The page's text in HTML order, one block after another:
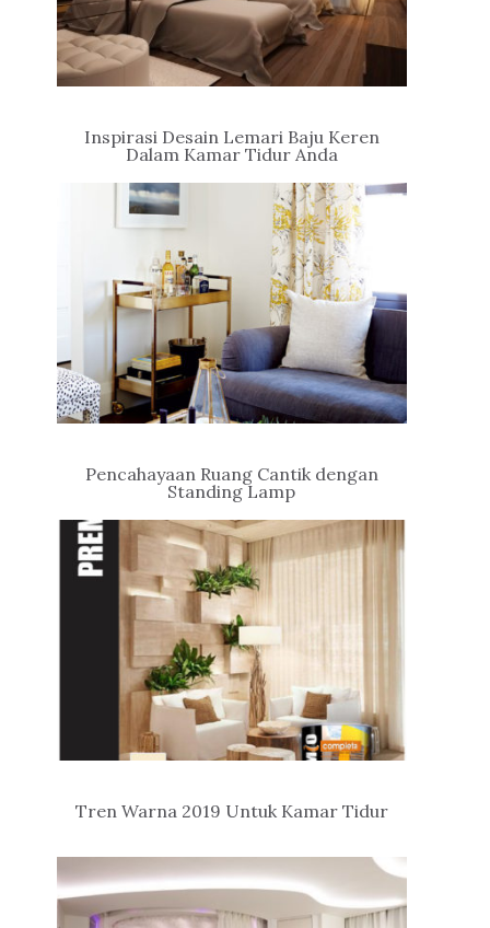
Inspirasi Desain Lemari Baju Keren
Dalam Kamar Tidur Anda
Pencahayaan Ruang Cantik dengan
Standing Lamp
Tren Warna 2019 Untuk Kamar Tidur